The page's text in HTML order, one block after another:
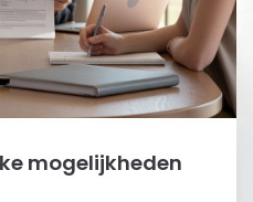
mogelijkheden